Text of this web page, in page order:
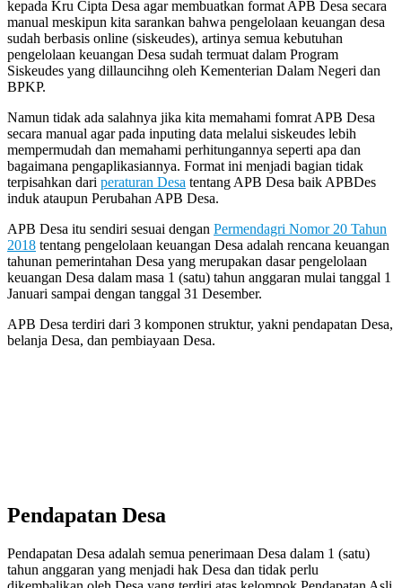
kepada Kru Cipta Desa agar membuatkan format APB Desa secara
manual meskipun kita sarankan bahwa pengelolaan keuangan desa
sudah berbasis online (siskeudes), artinya semua kebutuhan
pengelolaan keuangan Desa sudah termuat dalam Program
Siskeudes yang dillauncihng oleh Kementerian Dalam Negeri dan
BPKP.
Namun tidak ada salahnya jika kita memahami fomrat APB Desa
secara manual agar pada inputing data melalui siskeudes lebih
mempermudah dan memahami perhitungannya seperti apa dan
bagaimana pengaplikasiannya. Format ini menjadi bagian tidak
terpisahkan dari peraturan Desa tentang APB Desa baik APBDes
induk ataupun Perubahan APB Desa.
APB Desa itu sendiri sesuai dengan Permendagri Nomor 20 Tahun
2018 tentang pengelolaan keuangan Desa adalah rencana keuangan
tahunan pemerintahan Desa yang merupakan dasar pengelolaan
keuangan Desa dalam masa 1 (satu) tahun anggaran mulai tanggal 1
Januari sampai dengan tanggal 31 Desember.
APB Desa terdiri dari 3 komponen struktur, yakni pendapatan Desa,
belanja Desa, dan pembiayaan Desa.
Pendapatan Desa
Pendapatan Desa adalah semua penerimaan Desa dalam 1 (satu)
tahun anggaran yang menjadi hak Desa dan tidak perlu